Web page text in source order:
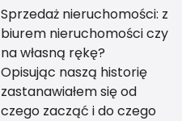
Sprzedaż nieruchomości: z
biurem nieruchomości czy
na własną rękę?
Opisując naszą historię
zastanawiałem się od
czego zacząć i do czego